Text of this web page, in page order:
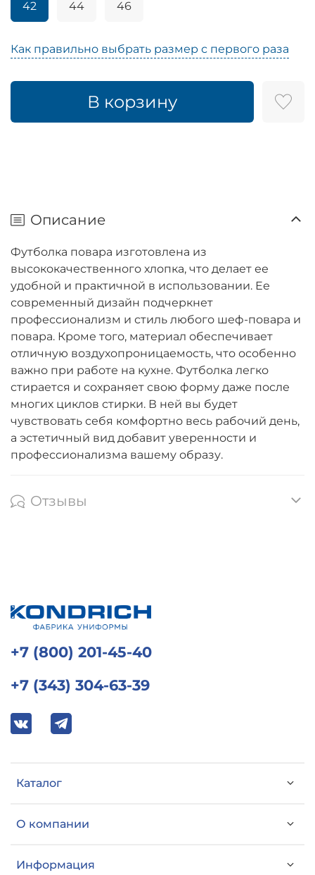
Как правильно выбрать размер с первого раза
В корзину
42 44 46
Описание
Футболка повара изготовлена из
высококачественного хлопка, что делает ее
удобной и практичной в использовании. Ее
современный дизайн подчеркнет
профессионализм и стиль любого шеф-повара и
повара. Кроме того, материал обеспечивает
отличную воздухопроницаемость, что особенно
важно при работе на кухне. Футболка легко
стирается и сохраняет свою форму даже после
многих циклов стирки. В ней вы будет
чувствовать себя комфортно весь рабочий день,
а эстетичный вид добавит уверенности и
профессионализма вашему образу.
Отзывы
Каталог
О компании
Информация
+7 (800) 201-45-40
+7 (343) 304-63-39